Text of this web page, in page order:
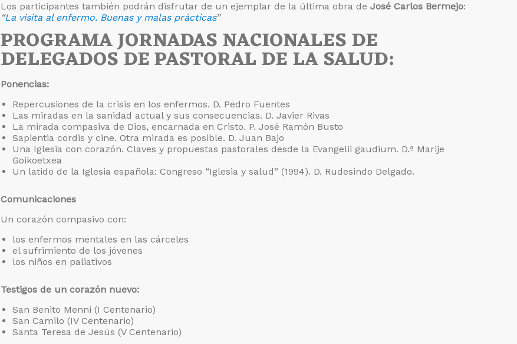
Los participantes también podrán disfrutar de un ejemplar de la última obra de José Carlos Bermejo:
“La visita al enfermo. Buenas y malas prácticas”
PROGRAMA JORNADAS NACIONALES DE
DELEGADOS DE PASTORAL DE LA SALUD:
Ponencias:
Repercusiones de la crisis en los enfermos. D. Pedro Fuentes
Las miradas en la sanidad actual y sus consecuencias. D. Javier Rivas
La mirada compasiva de Dios, encarnada en Cristo. P. José Ramón Busto
Sapientia cordis y cine. Otra mirada es posible. D. Juan Bajo
Una Iglesia con corazón. Claves y propuestas pastorales desde la Evangelii gaudium. D.ª Marije
Goikoetxea
Un latido de la Iglesia española: Congreso “Iglesia y salud” (1994). D. Rudesindo Delgado.
Comunicaciones
Un corazón compasivo con:
los enfermos mentales en las cárceles
el sufrimiento de los jóvenes
los niños en paliativos
Testigos de un corazón nuevo:
San Benito Menni (I Centenario)
San Camilo (IV Centenario)
Santa Teresa de Jesús (V Centenario)